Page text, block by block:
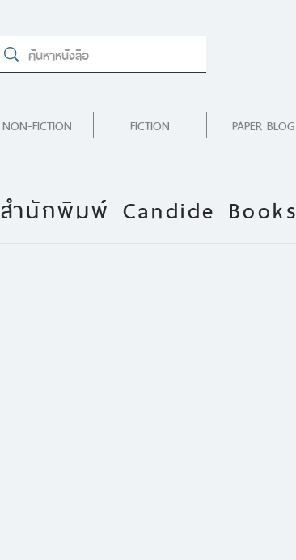
NON-FICTION FICTION PAPER BLOG
สำนักพิมพ์ Candide Books